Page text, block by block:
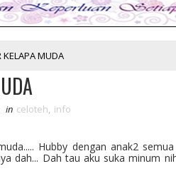
KELAPA MUDA
in celoteh, info
Hubby dengan anak2
dah... Dah tau aku suka minum